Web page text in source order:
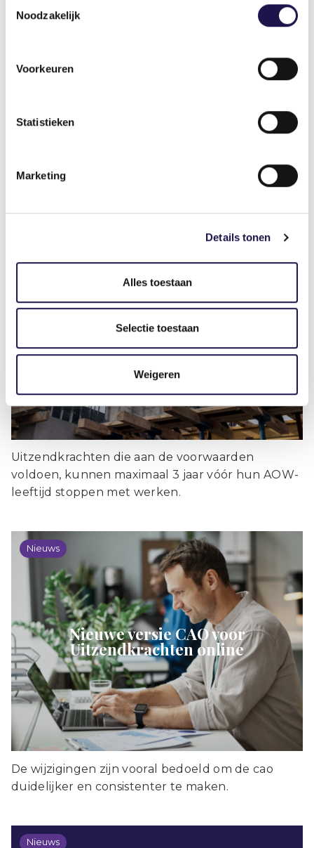
Noodzakelijk
Voorkeuren
Statistieken
Marketing
Details tonen
Alles toestaan
Selectie toestaan
Weigeren
Zwaarwerkregeling Bouw & Infra
voor uitzendkrachten verlengd tot en
met 2027
Uitzendkrachten die aan de voorwaarden
voldoen, kunnen maximaal 3 jaar vóór hun AOW-
leeftijd stoppen met werken.
Nieuws
Nieuwe versie CAO voor
Uitzendkrachten online
De wijzigingen zijn vooral bedoeld om de cao
duidelijker en consistenter te maken.
Nieuws